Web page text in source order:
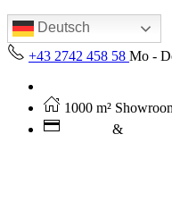
Deutsch
+43 2742 458 58 Mo -
1000 m²
&